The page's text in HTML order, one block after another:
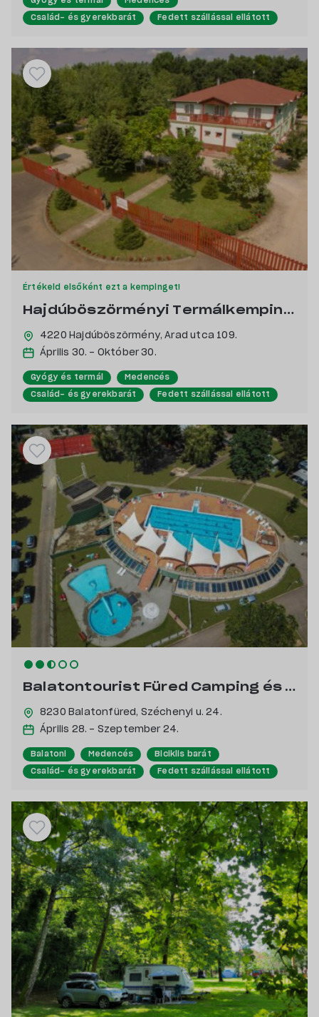
Család- és gyerekbarát Fedett szállással ellátott
Értékeld elsőként ezt a kempinget!
Hajdúböszörményi Termálkemping és Apartman
4220 Hajdúböszörmény,Arad utca 109.
Április 30. - Október 30.
Gyógy és termál Medencés
Család- és gyerekbarát Fedett szállással ellátott
Balatontourist Füred Camping és Üdülőfalu
8230 Balatonfüred, Széchenyi u. 24.
Április 28. - Szeptember 24.
Balatoni Medencés Biciklis barát
Család- és gyerekbarát Fedett szállással ellátott
Pecás, csónakázás szerelmeseinek